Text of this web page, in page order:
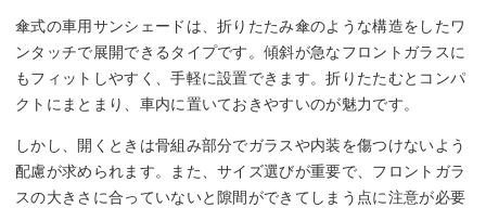
傘式の車用サンシェードは、折りたたみ傘のような構造をしたワ
ンタッチで展開できるタイプです。傾斜が急なフロントガラスに
もフィットしやすく、手軽に設置できます。折りたたむとコンパ
クトにまとまり、車内に置いておきやすいのが魅力です。
しかし、開くときは骨組み部分でガラスや内装を傷つけないよう
配慮が求められます。また、サイズ選びが重要で、フロントガラ
スの大きさに合っていないと隙間ができてしまう点に注意が必要